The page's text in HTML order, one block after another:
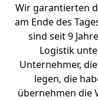
Wir garantierten
am Ende des
sind seit 9
Logistik
Unternehmer,
legen, die
übernehmen die